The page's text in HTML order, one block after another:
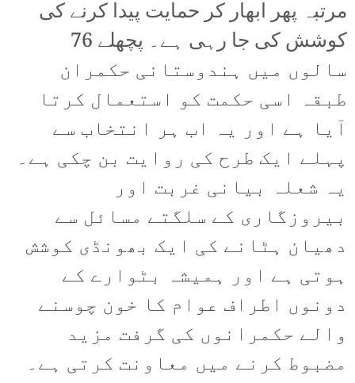
مرتبہ پھر ابھار کر حمایت پیدا کرنے کی
کوشش کی جا رہی ہے۔ پچھلے 76
سالوں میں ہندوستانی حکمران
طبقہ اسی حکمت کو استعمال کرتا
آیا ہے اور یہ اب ہر انتخاب سے
پہلے ایک طرح کی روایت بن چکی ہے۔
یہ شعلہ بیانی غربت اور
بیروزگاری کے سلگتے مسائل سے
دھیان ہٹانے کی ایک بھونڈی کوشش
ہوتی ہے اور ہمیشہ بٹوارے کے
دونوں اطراف عوام کا خون چوسنے
والے حکمرانوں کی گرفت مزید
مضبوط کرنے میں معاونت کرتی ہے۔